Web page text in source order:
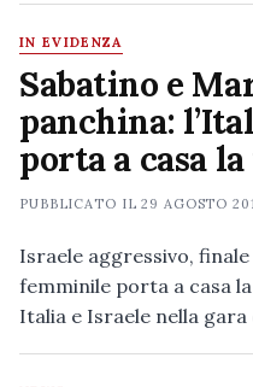
IN EVIDENZA
Sabatino e
panchina:
porta a casa
PUBBLICATO IL29 AGOSTO
Israele aggressivo,
femminile porta a casa
Italia e Israele nella